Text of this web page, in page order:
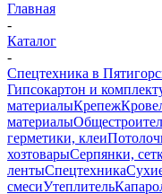
Главная
-
Каталог
-
Спецтехника в
Гипсокартон и
материалыКрепеж
материалы
герметики, клеи
хозтоварыСерпянки,
лентыСпецтехника
смесиУтеплитель